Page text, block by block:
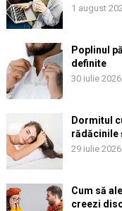
1 august
Poplinul
definite
30 iulie 2026
Dormitul
rădăcinile
29 iulie 2026
Cum să
creezi